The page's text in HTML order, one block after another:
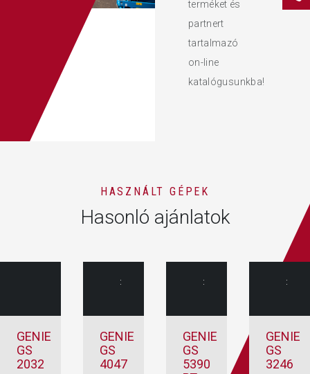
terméket és
partnert
tartalmazó
on-line
katalógusunkba!
HASZNÁLT GÉPEK
Hasonló ajánlatok
GENIE
GS
2032
:
GENIE
GS
4047
:
GENIE
GS
5390
:
GENIE
GS
3246